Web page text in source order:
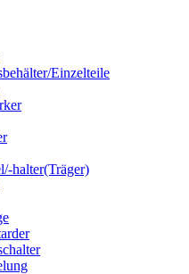
Einzelteile
halter(Träger)